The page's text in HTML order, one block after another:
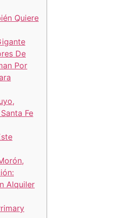
Quiere
De
Por
Fe
Alquiler